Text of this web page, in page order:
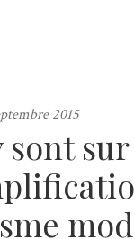
2015
sont